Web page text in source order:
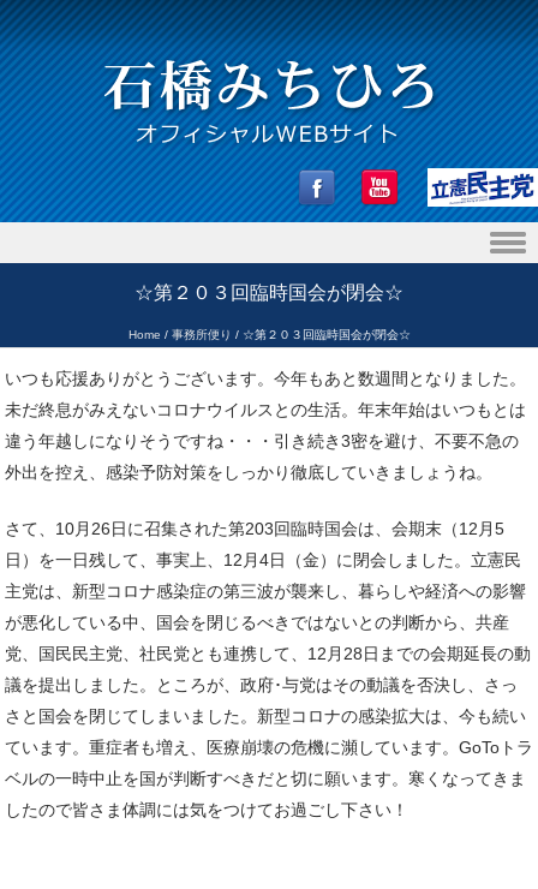
☆第２０３回臨時国会が閉会☆
Home /事務所便り / ☆第２０３回臨時国会が閉会☆
いつも応援ありがとうございます。今年もあと数週間となりました。
未だ終息がみえないコロナウイルスとの生活。年末年始はいつもとは
違う年越しになりそうですね・・・引き続き3密を避け、不要不急の
外出を控え、感染予防対策をしっかり徹底していきましょうね。
さて、10月26日に召集された第203回臨時国会は、会期末（12月5
日）を一日残して、事実上、12月4日（金）に閉会しました。立憲民
主党は、新型コロナ感染症の第三波が襲来し、暮らしや経済への影響
が悪化している中、国会を閉じるべきではないとの判断から、共産
党、国民民主党、社民党とも連携して、12月28日までの会期延長の動
議を提出しました。ところが、政府･与党はその動議を否決し、さっ
さと国会を閉じてしまいました。新型コロナの感染拡大は、今も続い
ています。重症者も増え、医療崩壊の危機に瀕しています。GoToトラ
ベルの一時中止を国が判断すべきだと切に願います。寒くなってきま
したので皆さま体調には気をつけてお過ごし下さい！